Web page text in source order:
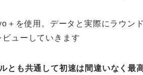
＋を使用。データと実際にラウン
ューしていきます
とも共通して初速は間違いなく最